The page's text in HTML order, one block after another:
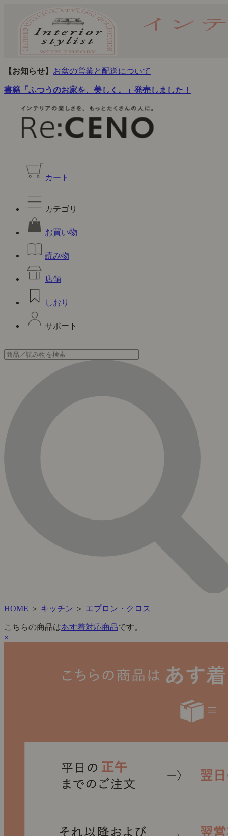
【お知らせ】 お盆の営業と配送について
書籍「ふつうのお家を、美しく。」発売しました！
カート
カテゴリ
お買い物
読み物
店舗
しおり
サポート
HOME ＞ キッチン ＞ エプロン・クロス
こちらの商品はあす着対応商品です。
×